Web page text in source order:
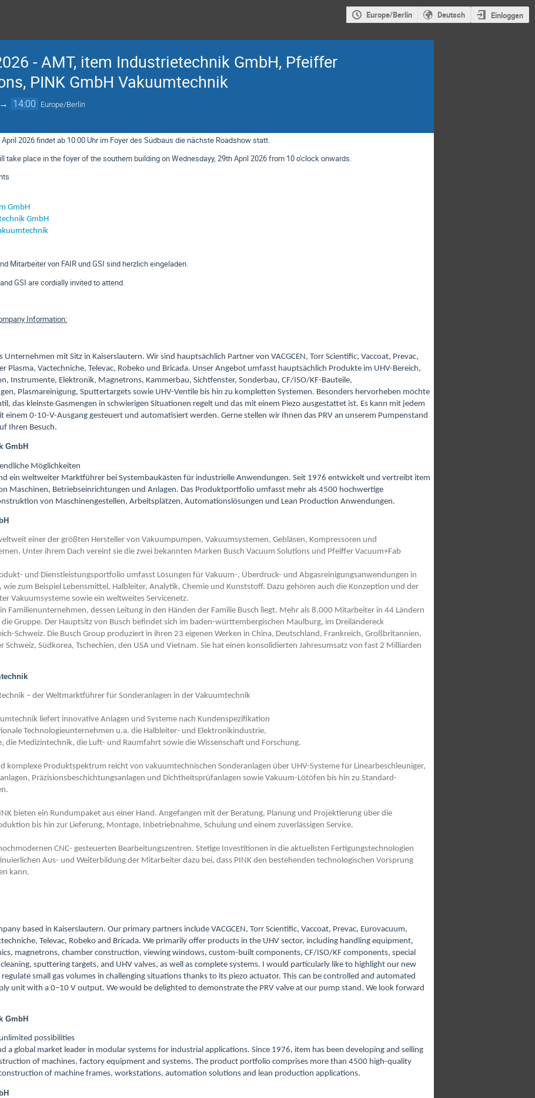
Europe/Berlin Deutsch Einloggen
- AMT, item Industrietechnik GmbH, Pfeiffer
PINK GmbH Vakuumtechnik
→ 14:00 Europe/Berlin
2026 findet ab 10:00 Uhr im Foyer des Südbaus die nächste Roadshow statt.
take place in the foyer of the southern building on Wednesdayy, 29th April 2026 from 10 o'clock onwards.
GmbH
GmbH
Mitarbeiter von FAIR und GSI sind herzlich eingeladen.
GSI are cordially invited to attend.
Information:
Unternehmen mit Sitz in Kaiserslautern. Wir sind hauptsächlich Partner von VACGCEN, Torr Scientific, Vaccoat, Prevac,
Plasma, Vactechniche, Televac, Robeko und Bricada. Unser Angebot umfasst hauptsächlich Produkte im UHV-Bereich,
Instrumente, Elektronik, Magnetrons, Kammerbau, Sichtfenster, Sonderbau, CF/ISO/KF-Bauteile,
Plasmareinigung, Sputtertargets sowie UHV-Ventile bis hin zu kompletten Systemen. Besonders hervorheben möchte
das kleinste Gasmengen in schwierigen Situationen regelt und das mit einem Piezo ausgestattet ist. Es kann mit jedem
einem 0-10-V-Ausgang gesteuert und automatisiert werden. Gerne stellen wir Ihnen das PRV an unserem Pumpenstand
Ihren Besuch.
GmbH
Möglichkeiten
ein weltweiter Marktführer bei Systembaukästen für industrielle Anwendungen. Seit 1976 entwickelt und vertreibt item
Maschinen, Betriebseinrichtungen und Anlagen. Das Produktportfolio umfasst mehr als 4500 hochwertige
von Maschinengestellen, Arbeitsplätzen, Automationslösungen und Lean Production Anwendungen.
einer der größten Hersteller von Vakuumpumpen, Vakuumsystemen, Gebläsen, Kompressoren und
Unter ihrem Dach vereint sie die zwei bekannten Marken Busch Vacuum Solutions und Pfeiffer Vacuum+Fab
und Dienstleistungsportfolio umfasst Lösungen für Vakuum-, Überdruck- und Abgasreinigungsanwendungen in
wie zum Beispiel Lebensmittel, Halbleiter, Analytik, Chemie und Kunststoff. Dazu gehören auch die Konzeption und der
Vakuumsysteme sowie ein weltweites Servicenetz.
Familienunternehmen, dessen Leitung in den Händen der Familie Busch liegt. Mehr als 8.000 Mitarbeiter in 44 Ländern
Gruppe. Der Hauptsitz von Busch befindet sich im baden-württembergischen Maulburg, im Dreiländereck
Schweiz. Die Busch Group produziert in ihren 23 eigenen Werken in China, Deutschland, Frankreich, Großbritannien,
Schweiz, Südkorea, Tschechien, den USA und Vietnam. Sie hat einen konsolidierten Jahresumsatz von fast 2 Milliarden
– der Weltmarktführer für Sonderanlagen in der Vakuumtechnik
liefert innovative Anlagen und Systeme nach Kundenspezifikation
Technologieunternehmen u.a. die Halbleiter- und Elektronikindustrie,
die Medizintechnik, die Luft- und Raumfahrt sowie die Wissenschaft und Forschung.
komplexe Produktspektrum reicht von vakuumtechnischen Sonderanlagen über UHV-Systeme für Linearbeschleuniger,
Präzisionsbeschichtungsanlagen und Dichtheitsprüfanlagen sowie Vakuum-Lötöfen bis hin zu Standard-
bieten ein Rundumpaket aus einer Hand. Angefangen mit der Beratung, Planung und Projektierung über die
bis hin zur Lieferung, Montage, Inbetriebnahme, Schulung und einem zuverlässigen Service.
CNC- gesteuerten Bearbeitungszentren. Stetige Investitionen in die aktuellsten Fertigungstechnologien
Aus- und Weiterbildung der Mitarbeiter dazu bei, dass PINK den bestehenden technologischen Vorsprung
kann.
based in Kaiserslautern. Our primary partners include VACGCEN, Torr Scientific, Vaccoat, Prevac, Eurovacuum,
Televac, Robeko and Bricada. We primarily offer products in the UHV sector, including handling equipment,
magnetrons, chamber construction, viewing windows, custom-built components, CF/ISO/KF components, special
sputtering targets, and UHV valves, as well as complete systems. I would particularly like to highlight our new
regulate small gas volumes in challenging situations thanks to its piezo actuator. This can be controlled and automated
unit with a 0–10 V output. We would be delighted to demonstrate the PRV valve at our pump stand. We look forward
GmbH
possibilities
a global market leader in modular systems for industrial applications. Since 1976, item has been developing and selling
of machines, factory equipment and systems. The product portfolio comprises more than 4500 high-quality
of machine frames, workstations, automation solutions and lean production applications.